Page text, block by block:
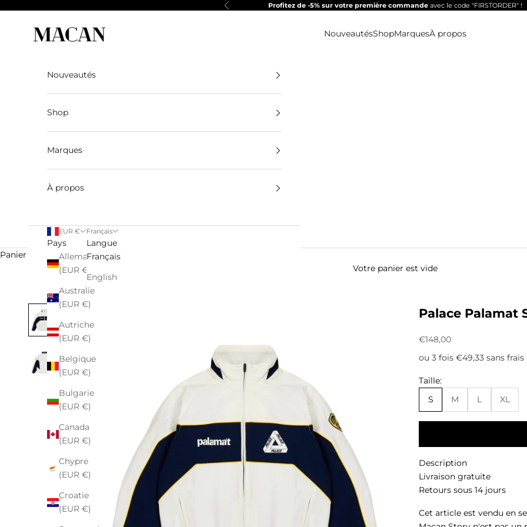
Précédent Profitez de -5% sur votre première commande avec le code "FIRSTORDER" !
Macan Story
NouveautésShopMarquesÀ propos
Nouveautés
Shop
Marques
À propos
EUR €
Pays
Allemagne
(EUR €)
Australie
(EUR €)
Autriche
(EUR €)
Belgique
(EUR €)
Bulgarie
(EUR €)
Canada
(EUR €)
Chypre
(EUR €)
Croatie
(EUR €)
Français
Langue
Français
English
Panier
Votre panier est vide
Palace Palamat
Prix de vente
€148,00
ou 3 fois €49,33 sans frais
Taille:
S
M L XL
Description
Livraison gratuite
Retours sous 14 jours
Cet article est vendu en